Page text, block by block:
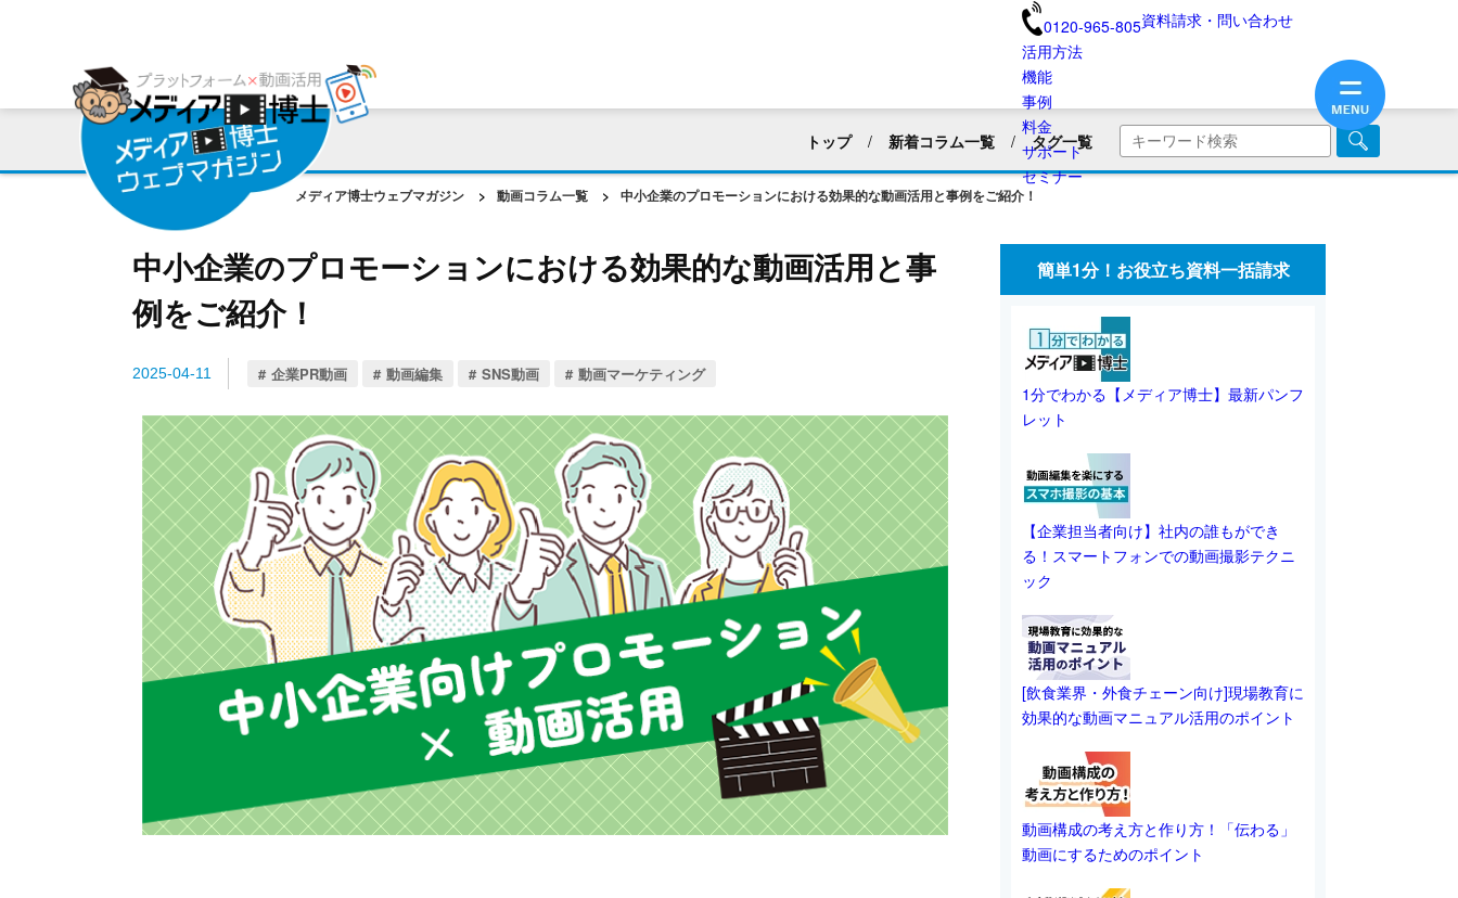
0120-965-805資料請求・問い合わせ
活用方法
機能
ットフォーム
編集ツール
事例
用会社様の声
ラットフォーム事例
料金
サポート
ンサルティング・サポート
役立ち資料
セミナー
トップ 新着コラム一覧 タグ一覧
すべて 採用活動
商品・サービス紹介
建築業界
化粧品・美容用品 ブランディング
医療業界
ホテル・旅館・民宿
保険業界・生命保険
新企画リリース 会員向け情報
動画制作のコツ
SNS動画
動画マーケティング
業界別動画活用
メディア博士ウェブマガジン > 動画コラム一覧 > 中小企業のプロモーションにおける効果的な動画活用と事例をご紹介！
中小企業のプロモーションにおける効果的な動画活用と事
例をご紹介！
2025-04-11 企業PR動画 動画編集 SNS動画 動画マーケティング
簡単1分！お役立ち資料一括請求
1分でわかる【メディア博士】最新パンフ
レット
【企業担当者向け】社内の誰もができ
る！スマートフォンでの動画撮影テクニ
ック
[飲食業界・外食チェーン向け]現場教育に
効果的な動画マニュアル活用のポイント
動画構成の考え方と作り方！「伝わる」
動画にするためのポイント